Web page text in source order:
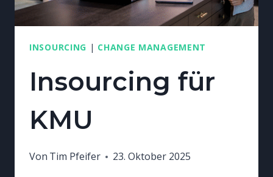
INSOURCING | CHANGE MANAGEMENT
Insourcing für
KMU
Von Tim Pfeifer 23. Oktober 2025